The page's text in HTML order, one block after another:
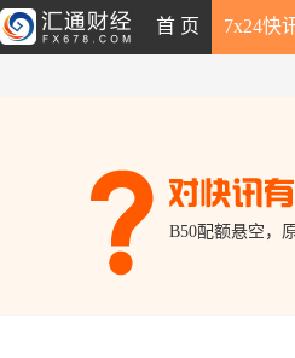
首 页 7x24快
B50配额悬空，